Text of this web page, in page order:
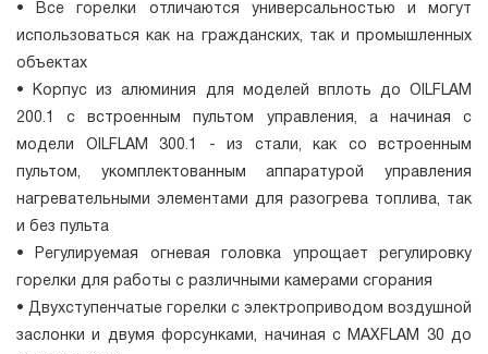
• Все горелки отличаются универсальностью и могут
использоваться как на гражданских, так и промышленных
объектах
• Kорпус из алюминия для моделей вплоть до OILFLAM
200.1 с встроенным пультом управления, а начиная с
модели OILFLAM 300.1 - из стали, как со встроенным
пультом, укомплектованным аппаратурой управления
нагревательными элементами для разогрева топлива, так
и без пульта
• Регулируемая огневая головка упрощает регулировку
горелки для работы с различными камерами сгорания
• Двухступенчатые горелки с электроприводом воздушной
заслонки и двумя форсунками, начиная с MAXFLAM 30 до